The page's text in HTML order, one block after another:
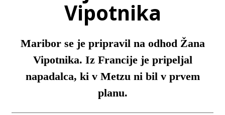
Vipotnika
Maribor se je pripravil na odhod Žana
Vipotnika. Iz Francije je pripeljal
napadalca, ki v Metzu ni bil v prvem
planu.